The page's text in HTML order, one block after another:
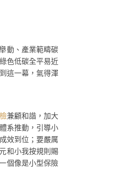
動、產業範疇碳
色低碳全平易近
這一幕，氣得渾
兼顧和諧，加大
系推動，引導小
成效到位；要嚴厲
和小我按規則賜
個像是小型保險